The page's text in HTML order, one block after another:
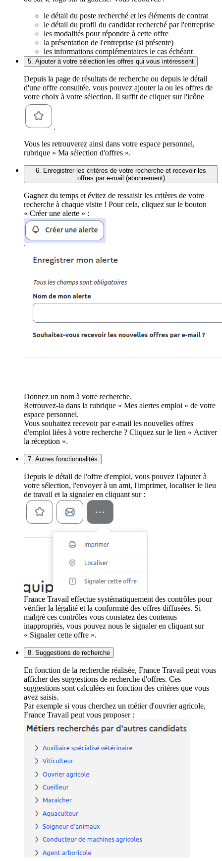
le détail du poste recherché et les éléments de contrat
le détail du profil du candidat recherché par l'entreprise
les modalités pour répondre à cette offre
la présentation de l'entreprise (si présente)
les informations complémentaires le cas échéant
5. Ajouter à votre sélection les offres qui vous intéressent
Depuis la page de résultats de recherche ou depuis le détail
d'une offre consultée, vous pouvez ajouter la ou les offres de
votre choix à votre sélection. Il suffit de cliquer sur l'icône
.
Vous les retrouverez ainsi dans votre espace personnel,
rubrique « Ma sélection d'offres ».
6. Enregistrer les critères de votre recherche et recevoir les
offres par e-mail (abonnement)
Gagnez du temps et évitez de ressaisir les critères de votre
recherche à chaque visite ! Pour cela, cliquez sur le bouton
« Créer une alerte » :
Donnez un nom à votre recherche.
Retrouvez-la dans la rubrique « Mes alertes emploi » de votre
espace personnel.
Vous souhaitez recevoir par e-mail les nouvelles offres
d'emploi liées à votre recherche ? Cliquez sur le lien « Activer
la réception ».
7. Autres fonctionnalités
Depuis le détail de l'offre d'emploi, vous pouvez l'ajouter à
votre sélection, l'envoyer à un ami, l'imprimer, localiser le lieu
de travail et la signaler en cliquant sur :
France Travail effectue systématiquement des contrôles pour
vérifier la légalité et la conformité des offres diffusées. Si
malgré ces contrôles vous constatez des contenus
inappropriés, vous pouvez nous le signaler en cliquant sur
« Signaler cette offre ».
8. Suggestions de recherche
En fonction de la recherche réalisée, France Travail peut vous
afficher des suggestions de recherche d'offres. Ces
suggestions sont calculées en fonction des critères que vous
avez saisis.
Par exemple si vous cherchez un métier d'ouvrier agricole,
France Travail peut vous proposer :